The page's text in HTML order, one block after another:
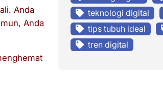
Anda
Anda
teknologi digital
tips tubuh ideal
tren digital